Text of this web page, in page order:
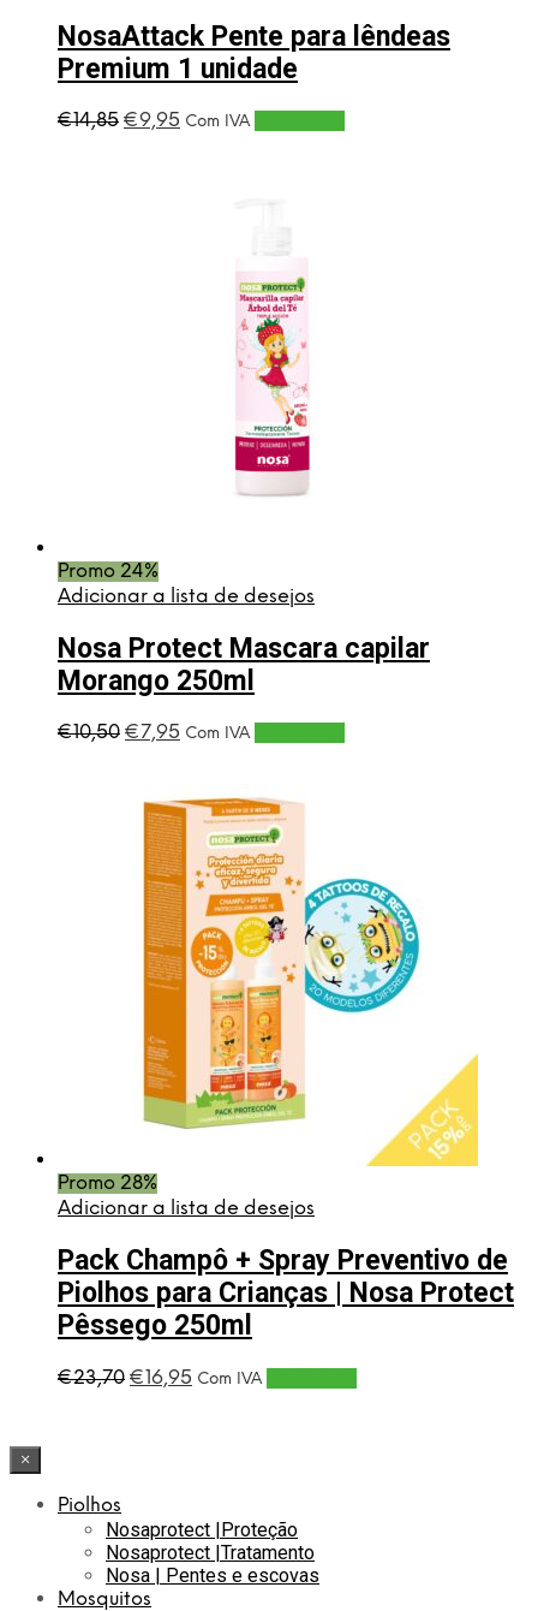
NosaAttack Pente para lêndeas
Premium 1 unidade
€14,85 O
€9,95 O
Com IVA
Promo 24%
Adicionar a lista de desejos
Nosa Protect Mascara capilar
Morango 250ml
€10,50 O
era:
€10,50.
€7,95 O
é:
€7,95.
Com IVA
Promo 28%
Adicionar a lista de desejos
Pack Champô + Spray Preventivo de
Piolhos para Crianças | Nosa Protect
Pêssego 250ml
€23,70 O
€16,95 O
Com IVA
×
Piolhos
Nosaprotect |Proteção
Nosaprotect |Tratamento
Nosa | Pentes e escovas
Mosquitos